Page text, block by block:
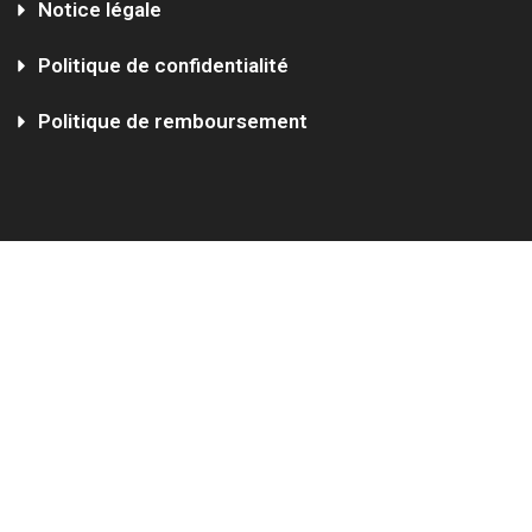
Notice légale
Politique de confidentialité
Politique de remboursement